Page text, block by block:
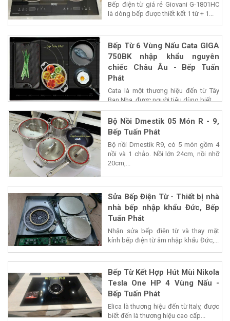
Bếp điện từ giá rẻ Giovani G-1801HC
là dòng bếp được thiết kết 1 từ + 1...
Bếp Từ 6 Vùng Nấu Cata GIGA
750BK nhập khẩu nguyên
chiếc Châu Âu - Bếp Tuấn
Phát
Cata là một thương hiệu đến từ Tây
Ban Nha, được người tiêu dùng biết...
Bộ Nồi Dmestik 05 Món R - 9,
Bếp Tuấn Phát
Bộ nồi Dmestik R9, có 5 món gồm 4
nồi và 1 chảo. Nồi lớn 24cm, nồi nhỡ
20cm,...
Sửa Bếp Điện Từ - Thiết bị nhà
nhà bếp nhập khẩu Đức, Bếp
Tuấn Phát
Nhận sửa bếp điện từ và thay mặt
kính bếp điện từ âm nhập khẩu Đức,...
Bếp Từ Kết Hợp Hút Mùi Nikola
Tesla One HP 4 Vùng Nấu -
Bếp Tuấn Phát
Elica là thương hiệu đến từ Italy, được
biết đến là thương hiệu cao cấp...